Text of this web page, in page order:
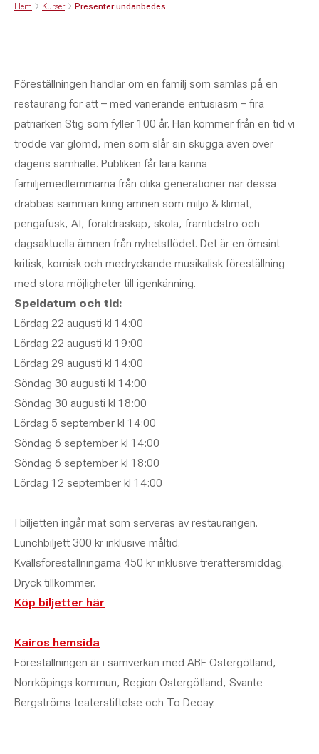
Hem Kurser Presenter undanbedes
Föreställningen handlar om en familj som samlas på en
restaurang för att – med varierande entusiasm – fira
patriarken Stig som fyller 100 år. Han kommer från en tid vi
trodde var glömd, men som slår sin skugga även över
dagens samhälle. Publiken får lära känna
familjemedlemmarna från olika generationer när dessa
drabbas samman kring ämnen som miljö & klimat,
pengafusk, AI, föräldraskap, skola, framtidstro och
dagsaktuella ämnen från nyhetsflödet. Det är en ömsint
kritisk, komisk och medryckande musikalisk föreställning
med stora möjligheter till igenkänning.
Speldatum och tid:
Lördag 22 augusti kl 14:00
Lördag 22 augusti kl 19:00
Lördag 29 augusti kl 14:00
Söndag 30 augusti kl 14:00
Söndag 30 augusti kl 18:00
Lördag 5 september kl 14:00
Söndag 6 september kl 14:00
Söndag 6 september kl 18:00
Lördag 12 september kl 14:00
I biljetten ingår mat som serveras av restaurangen.
Lunchbiljett 300 kr inklusive måltid.
Kvällsföreställningarna 450 kr inklusive trerättersmiddag.
Dryck tillkommer.
Köp biljetter här
Kairos hemsida
Föreställningen är i samverkan med ABF Östergötland,
Norrköpings kommun, Region Östergötland, Svante
Bergströms teaterstiftelse och To Decay.